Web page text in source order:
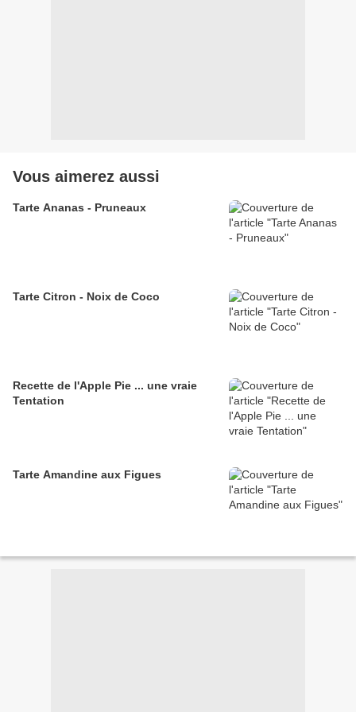
Vous aimerez aussi
Tarte Ananas - Pruneaux
Tarte Citron - Noix de Coco
Recette de l'Apple Pie ... une vraie
Tentation
Tarte Amandine aux Figues